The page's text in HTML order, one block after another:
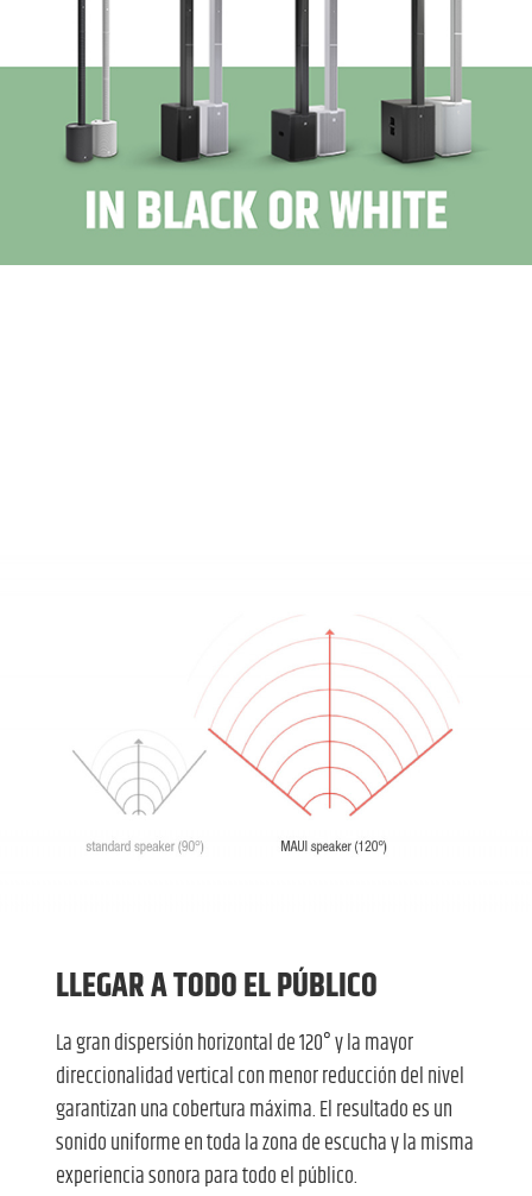
LLEGAR A TODO EL PÚBLICO
La gran dispersión horizontal de 120° y la mayor
direccionalidad vertical con menor reducción del nivel
garantizan una cobertura máxima. El resultado es un
sonido uniforme en toda la zona de escucha y la misma
experiencia sonora para todo el público.